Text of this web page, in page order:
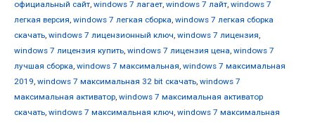
официальный сайт, windows 7 лагает, windows 7 лайт, windows 7
легкая версия, windows 7 легкая сборка, windows 7 легкая сборка
скачать, windows 7 лицензионный ключ, windows 7 лицензия,
windows 7 лицензия купить, windows 7 лицензия цена, windows 7
лучшая сборка, windows 7 максимальная, windows 7 максимальная
2019, windows 7 максимальная 32 bit скачать, windows 7
максимальная активатор, windows 7 максимальная активатор
скачать, windows 7 максимальная ключ, windows 7 максимальная